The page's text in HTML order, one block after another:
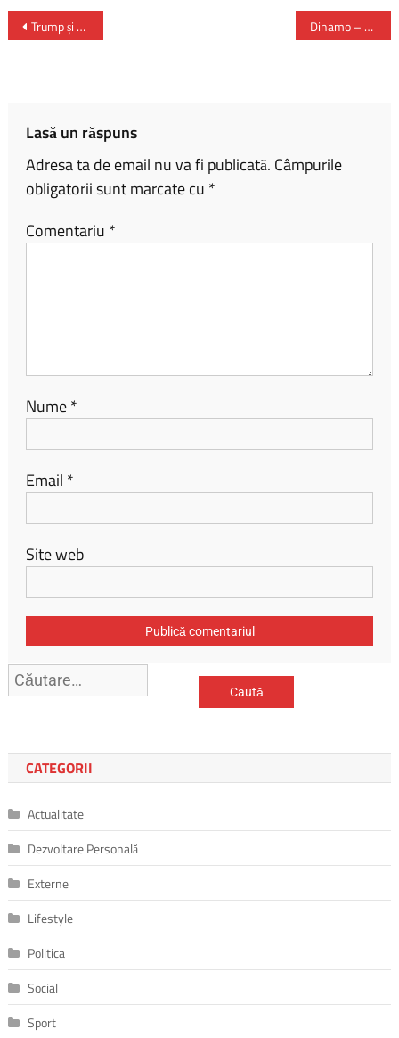
b
Trump și Zelenski la Casa Albă: între rachete, armistițiu și speranța unei înțelegeri cu Putin Dinamo – Rapid 0-2
Lasă un răspuns
Adresa ta de email nu va fi publicată. Câmpurile
obligatorii sunt marcate cu *
Comentariu *
Nume*
Email *
Site web
Caută
după:
CATEGORII
Actualitate
Dezvoltare Personală
Externe
Lifestyle
Politica
Social
Sport